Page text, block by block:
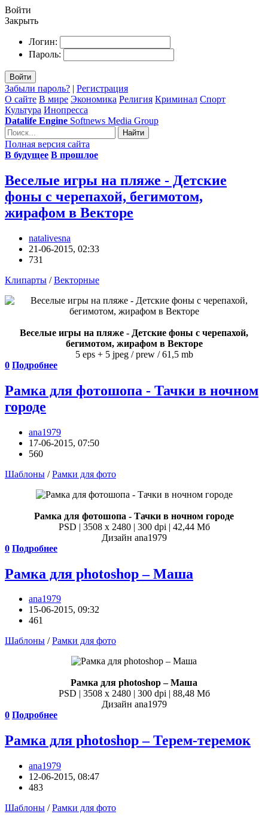
Войти
Закрыть
Логин:
Пароль:
Войти
Забыли пароль? | Регистрация
О сайте В мире Экономика Религия Криминал Спорт
Культура Инопресса
Datalife Engine Softnews Media Group
Найти
Полная версия сайта
В будущее В прошлое
Веселые игры на пляже - Детские
фоны с черепахой, бегимотом,
жирафом в Векторе
natalivesna
21-06-2015, 02:33
731
Клипарты /Векторные
Веселые игры на пляже - Детские фоны с черепахой,
бегимотом, жирафом в Векторе
5 eps + 5 jpeg / prew / 61,5 mb
0 Подробнее
Рамка для фотошопа - Тачки в ночном
городе
ana1979
17-06-2015, 07:50
560
Шаблоны /Рамки для фото
Рамка для фотошопа - Тачки в ночном городе
PSD | 3508 x 2480 | 300 dpi | 42,44 Мб
Дизайн аnа1979
0 Подробнее
Рамка для photoshop – Маша
ana1979
15-06-2015, 09:32
461
Шаблоны /Рамки для фото
Рамка для photoshop – Маша
PSD | 3508 x 2480 | 300 dpi | 88,48 Мб
Дизайн аnа1979
0 Подробнее
Рамка для photoshop – Терем-теремок
ana1979
12-06-2015, 08:47
483
Шаблоны /Рамки для фото